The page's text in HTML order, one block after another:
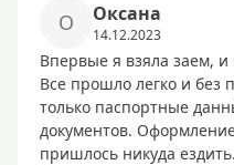
О Оксана
14.12.2023
Впервые я взяла заем, и
Все прошло легко и без
только паспортные
документов.
пришлось никуда